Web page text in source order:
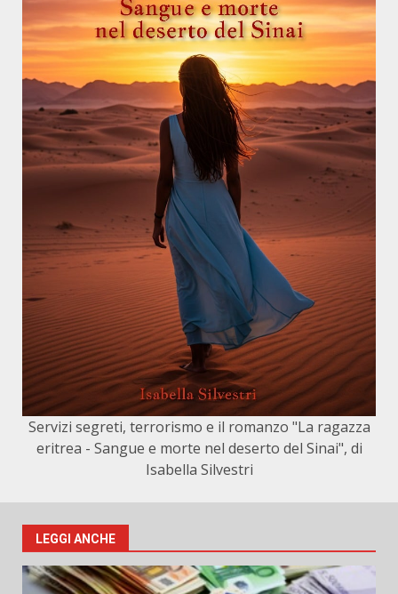
Servizi segreti, terrorismo e il romanzo "La ragazza
eritrea - Sangue e morte nel deserto del Sinai", di
Isabella Silvestri
LEGGI ANCHE